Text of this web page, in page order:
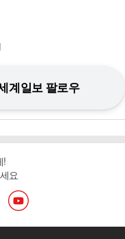
계일보 팔로우
!
요